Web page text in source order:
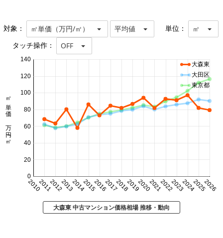
対象： ㎡単価（万円/㎡） 平均値 単位： ㎡
タッチ操作： OFF
20102011201220132014201520162017201820192020202120222023202420252026
0
20
40
60
80
100
120
140
㎡単価 万円/㎡
大森東
大田区
東京都
大森東 中古マンション価格相場 推移・動向